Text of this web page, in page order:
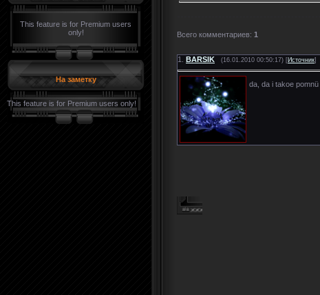
This feature is for Premium users
only!
На заметку
This feature is for Premium users only!
Всего комментариев: 1
1. BARSIK (16.01.2010 00:50:17) [Источник]
da, da i takoe pomnü